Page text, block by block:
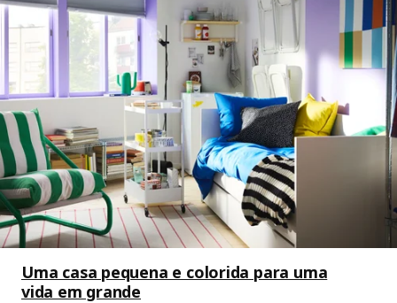
Uma casa pequena e colorida para uma
vida em grande